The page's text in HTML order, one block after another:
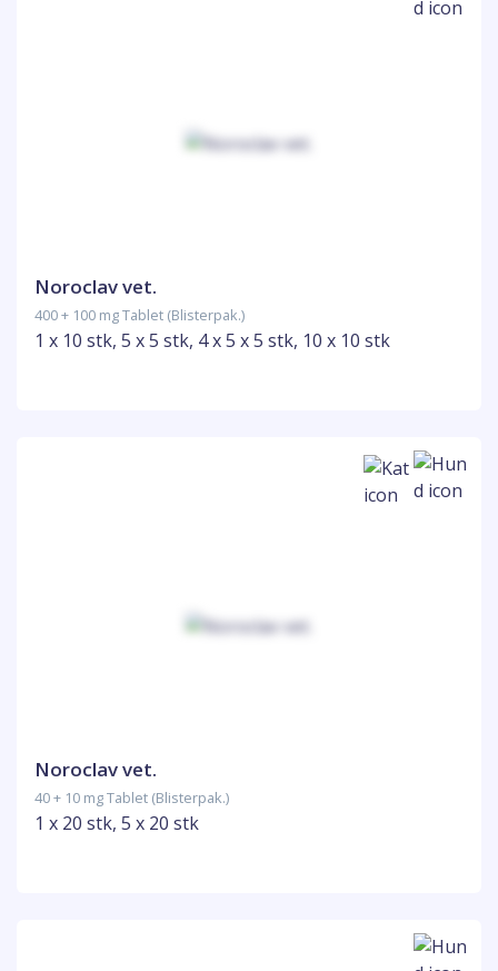
Noroclav vet.
400 + 100 mg Tablet (Blisterpak.)
1 x 10 stk, 5 x 5 stk, 4 x 5 x 5 stk, 10 x 10 stk
Noroclav vet.
40 + 10 mg Tablet (Blisterpak.)
1 x 20 stk, 5 x 20 stk